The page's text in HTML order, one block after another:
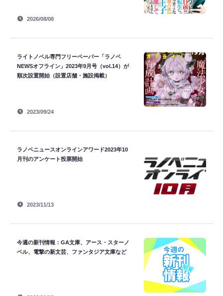
2026/08/08
ライトノベル専門フリーペーパー「ラノベ
NEWSオフライン」2023年9月号（vol.14）が
順次設置開始（設置店舗・施設掲載）
2023/09/24
ラノベニュースオンラインアワード2023年10
月刊のアンケート投票開始
2023/11/13
今週の新刊情報：GA文庫、アース・スターノ
ベル、電撃の新文芸、ファンタジア文庫など